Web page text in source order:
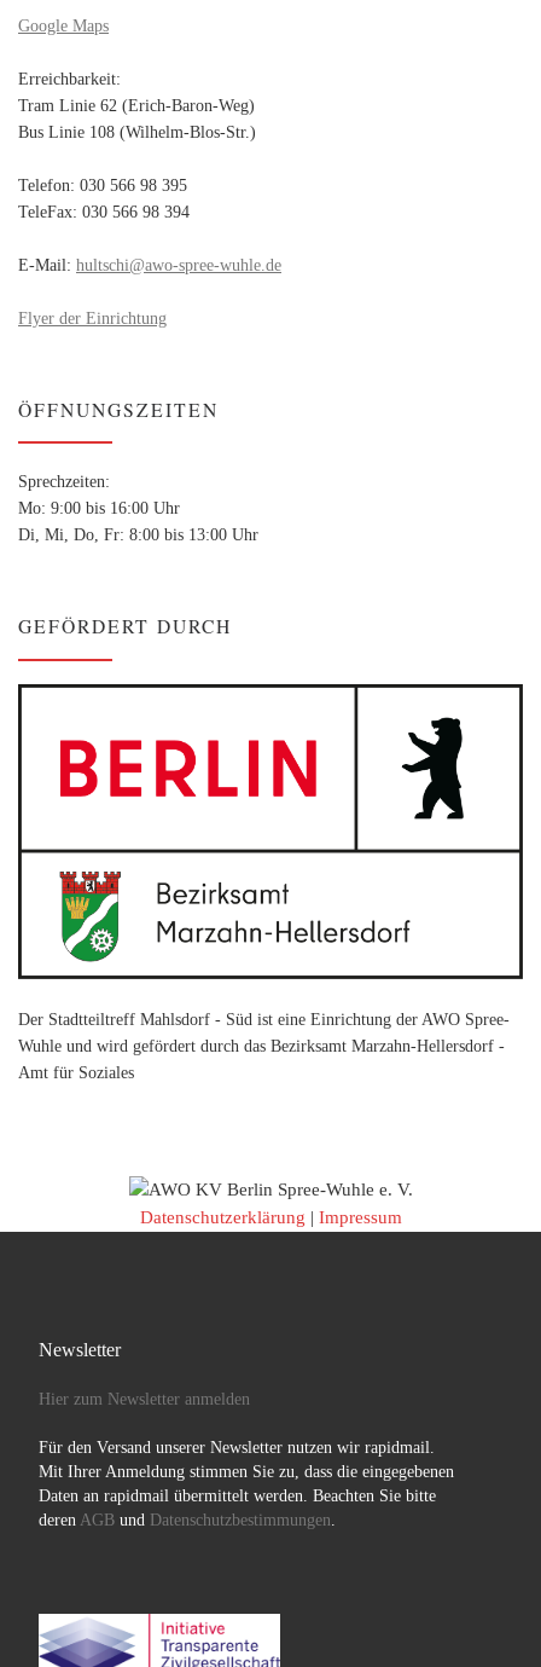
Google Maps
Erreichbarkeit:
Tram Linie 62 (Erich-Baron-Weg)
Bus Linie 108 (Wilhelm-Blos-Str.)
Telefon: 030 566 98 395
TeleFax: 030 566 98 394
E-Mail: hultschi@awo-spree-wuhle.de
Flyer der Einrichtung
ÖFFNUNGSZEITEN
Sprechzeiten:
Mo: 9:00 bis 16:00 Uhr
Di, Mi, Do, Fr: 8:00 bis 13:00 Uhr
GEFÖRDERT DURCH
Der Stadtteiltreff Mahlsdorf - Süd ist eine Einrichtung der AWO Spree-
Wuhle und wird gefördert durch das Bezirksamt Marzahn-Hellersdorf -
Amt für Soziales
Datenschutzerklärung | Impressum
Newsletter
Hier zum Newsletter anmelden
Für den Versand unserer Newsletter nutzen wir rapidmail.
Mit Ihrer Anmeldung stimmen Sie zu, dass die eingegebenen
Daten an rapidmail übermittelt werden. Beachten Sie bitte
deren AGBund Datenschutzbestimmungen